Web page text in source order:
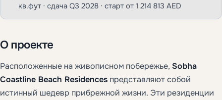
кв.фут · сдача Q3 2028 · старт от 1 214 813 AED
О проекте
Расположенные на живописном побережье, Sobha
Coastline Beach Residences представляют собой
истинный шедевр прибрежной жизни. Эти резиденции